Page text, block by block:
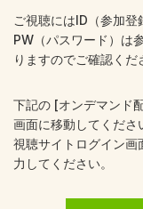
ご視聴にはID（参加登
PW（パスワード）は
りますのでご確認くだ
下記の [オンデマンド
画面に移動してくださ
視聴サイトログイン画
力してください。